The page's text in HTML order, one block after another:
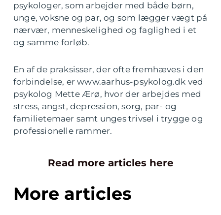
psykologer, som arbejder med både børn,
unge, voksne og par, og som lægger vægt på
nærvær, menneskelighed og faglighed i et
og samme forløb.
En af de praksisser, der ofte fremhæves i den
forbindelse, er www.aarhus-psykolog.dk ved
psykolog Mette Ærø, hvor der arbejdes med
stress, angst, depression, sorg, par- og
familietemaer samt unges trivsel i trygge og
professionelle rammer.
Read more articles here
More articles